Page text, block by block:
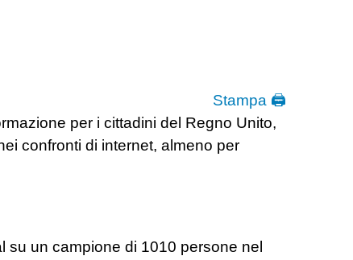
Stampa 🖨
per i cittadini del Regno Unito,
confronti di internet, almeno per
un campione di 1010 persone nel